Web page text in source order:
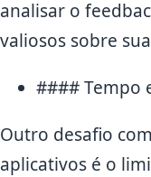
analisar o
valiosos sobre
#### Tempo
Outro desafio
aplicativos é o